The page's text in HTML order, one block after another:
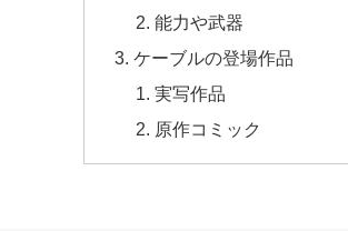
能力や武器
ケーブルの登場作品
実写作品
原作コミック